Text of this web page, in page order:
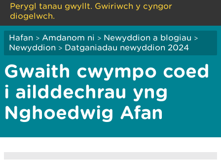
Perygl tanau gwyllt. Gwiriwch y cyngor
diogelwch.
Hafan > Amdanom ni > Newyddion a blogiau >
Newyddion > Datganiadau newyddion 2024
Gwaith cwympo coed
i ailddechrau yng
Nghoedwig Afan